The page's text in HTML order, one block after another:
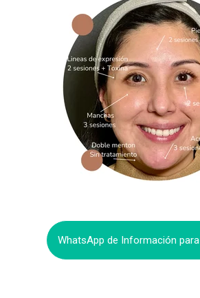
WhatsApp de Información